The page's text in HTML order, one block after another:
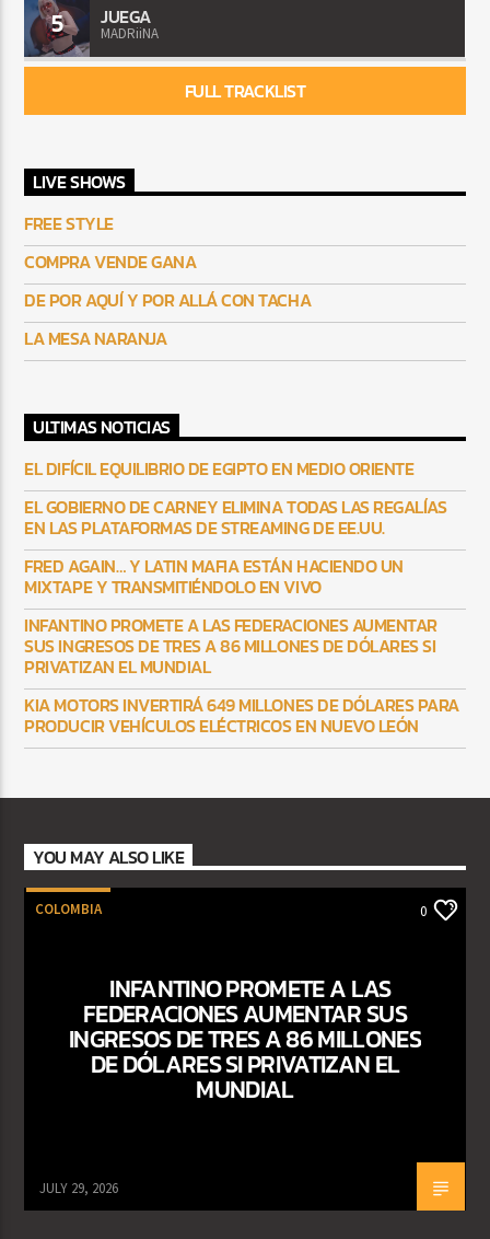
5 JUEGA
MADRiiNA
FULL TRACKLIST
LIVE SHOWS
FREE STYLE
COMPRA VENDE GANA
DE POR AQUÍ Y POR ALLÁ CON TACHA
LA MESA NARANJA
ULTIMAS NOTICIAS
EL DIFÍCIL EQUILIBRIO DE EGIPTO EN MEDIO ORIENTE
EL GOBIERNO DE CARNEY ELIMINA TODAS LAS REGALÍAS
EN LAS PLATAFORMAS DE STREAMING DE EE.UU.
FRED AGAIN… Y LATIN MAFIA ESTÁN HACIENDO UN
MIXTAPE Y TRANSMITIÉNDOLO EN VIVO
INFANTINO PROMETE A LAS FEDERACIONES AUMENTAR
SUS INGRESOS DE TRES A 86 MILLONES DE DÓLARES SI
PRIVATIZAN EL MUNDIAL
KIA MOTORS INVERTIRÁ 649 MILLONES DE DÓLARES PARA
PRODUCIR VEHÍCULOS ELÉCTRICOS EN NUEVO LEÓN
YOU MAY ALSO LIKE
COLOMBIA 0
INFANTINO PROMETE A LAS
FEDERACIONES AUMENTAR SUS
INGRESOS DE TRES A 86 MILLONES
DE DÓLARES SI PRIVATIZAN EL
MUNDIAL
JULY 29, 2026